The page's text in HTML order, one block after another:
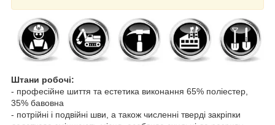
Штани робочі:
- професійне шиття та естетика виконання 65% поліестер,
35% бавовна
- потрійні і подвійні шви, а також численні тверді закріпки